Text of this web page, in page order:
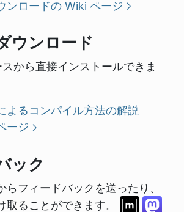
ンロードの Wiki ページ
ウンロード
から直接インストールできま
よるコンパイル方法の解説
ージ
ック
らフィードバックを送ったり、
取ることができます。